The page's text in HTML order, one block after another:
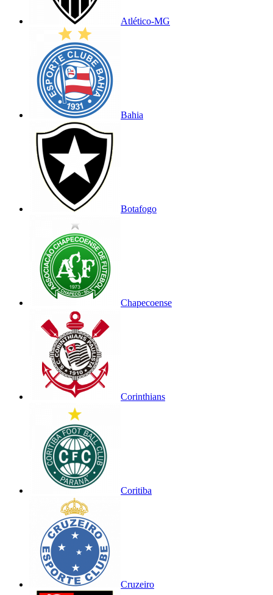
Atlético-MG
Bahia
Botafogo
Chapecoense
Corinthians
Coritiba
Cruzeiro